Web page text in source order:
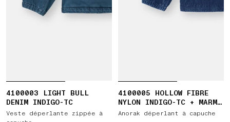
4100003 LIGHT BULL
DENIM INDIGO-TC
Veste déperlante zippée à
4100005 HOLLOW FIBRE
NYLON INDIGO-TC + MARMO
CORROSION
Anorak déperlant à capuche